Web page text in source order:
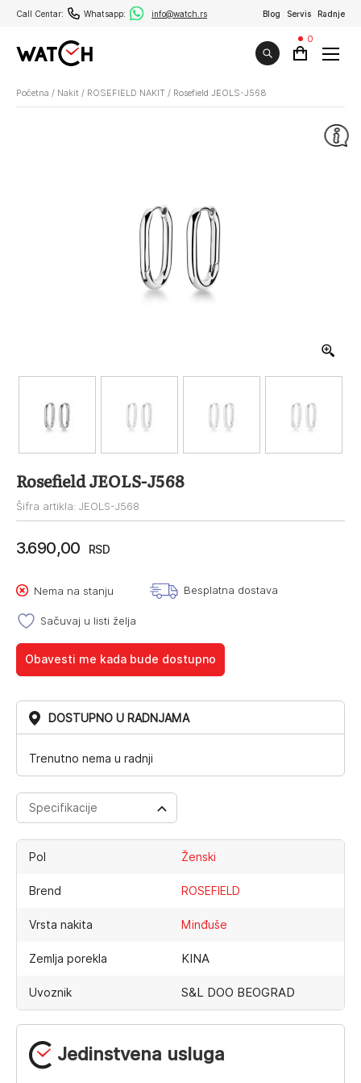
Call Centar: Whatsapp: info@watch.rs Blog Servis Radnje
0
Početna / Nakit / ROSEFIELD NAKIT / Rosefield JEOLS-J568
Rosefield JEOLS-J568
Šifra artikla: JEOLS-J568
3.690,00 RSD
Nema na stanju Besplatna dostava
Sačuvaj u listi želja
Obavesti me kada bude dostupno
DOSTUPNO U RADNJAMA
Trenutno nema u radnji
Jedinstvena usluga
Specifikacije
Pol Ženski
Brend ROSEFIELD
Vrsta nakita Minđuše
Zemlja porekla KINA
Uvoznik S&L DOO BEOGRAD